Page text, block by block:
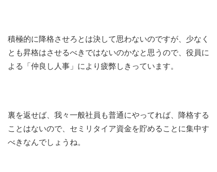
積極的に降格させろとは決して思わないのですが、少なく
とも昇格はさせるべきではないのかなと思うので、役員に
よる「仲良し人事」により疲弊しきっています。
裏を返せば、我々一般社員も普通にやってれば、降格する
ことはないので、セミリタイア資金を貯めることに集中す
べきなんでしょうね。